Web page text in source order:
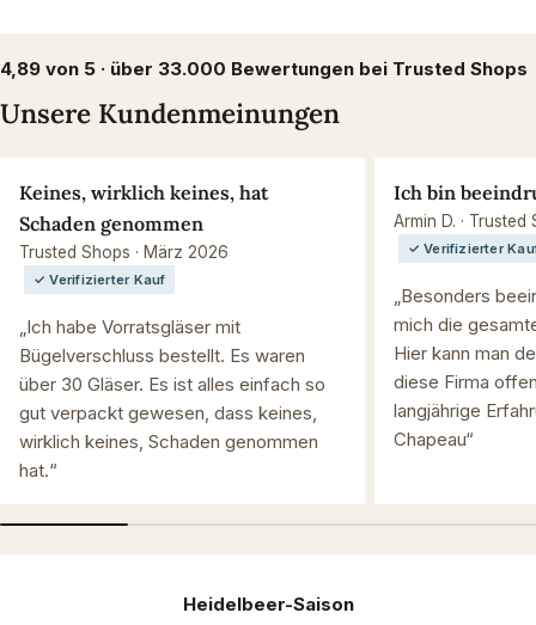
4,89 von 5 · über 33.000 Bewertungen bei Trusted Shops
Unsere Kundenmeinungen
Keines, wirklich keines, hat
Schaden genommen
Trusted Shops · März 2026
✓ Verifizierter Kauf
„Ich habe Vorratsgläser mit
Bügelverschluss bestellt. Es waren
über 30 Gläser. Es ist alles einfach so
gut verpackt gewesen, dass keines,
wirklich keines, Schaden genommen
hat.“
Ich bin
Armin D. · Trusted
✓ Verifizierter
„Besonders
mich die
Hier kann man
diese Firma
langjährige
Chapeau“
Heidelbeer-Saison